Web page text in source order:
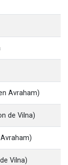
groupe sur Zoom
Avraham)
de Vilna)
Vilna)